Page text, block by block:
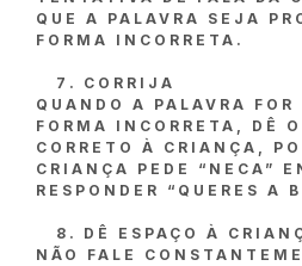
QUE A PALAVRA SEJA
FORMA INCORRETA.
CORRIJA
QUANDO A PALAVRA FOR
FORMA INCORRETA, DÊ
CORRETO À CRIANÇA,
CRIANÇA PEDE “NECA”
RESPONDER “QUERES A
DÊ ESPAÇO À
NÃO FALE